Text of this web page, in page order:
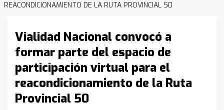
REACONDICIONAMIENTO DE LA RUTA PROVINCIAL 50
Vialidad Nacional convocó a
formar parte del espacio de
participación virtual para el
reacondicionamiento de la Ruta
Provincial 50